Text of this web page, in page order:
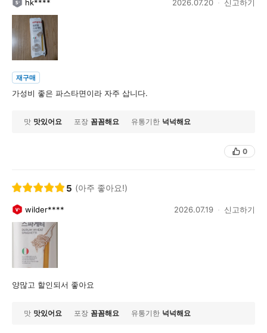
hk**** 2026.07.20 신고하기
재구매
가성비 좋은 파스타면이라 자주 삽니다.
맛 맛있어요 포장 꼼꼼해요 유통기한 넉넉해요
0
5 (아주 좋아요!)
wilder**** 2026.07.19 신고하기
양많고 할인되서 좋아요
맛 맛있어요 포장 꼼꼼해요 유통기한 넉넉해요